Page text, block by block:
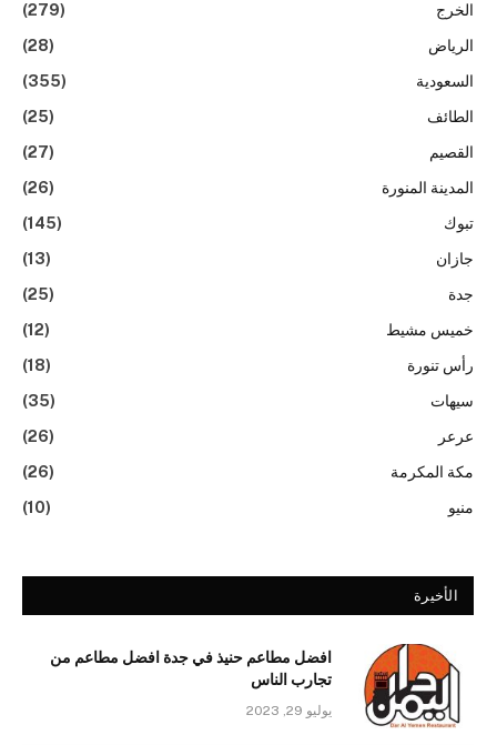
الخرج
(279)
الرياض
(28)
السعودية
(355)
الطائف
(25)
القصيم
(27)
المدينة المنورة
(26)
تبوك
(145)
جازان
(13)
جدة
(25)
خميس مشيط
(12)
رأس تنورة
(18)
سيهات
(35)
عرعر
(26)
مكة المكرمة
(26)
منيو
(10)
الأخيرة
افضل مطاعم حنيذ في جدة افضل مطاعم من
تجارب الناس
يوليو 29, 2023